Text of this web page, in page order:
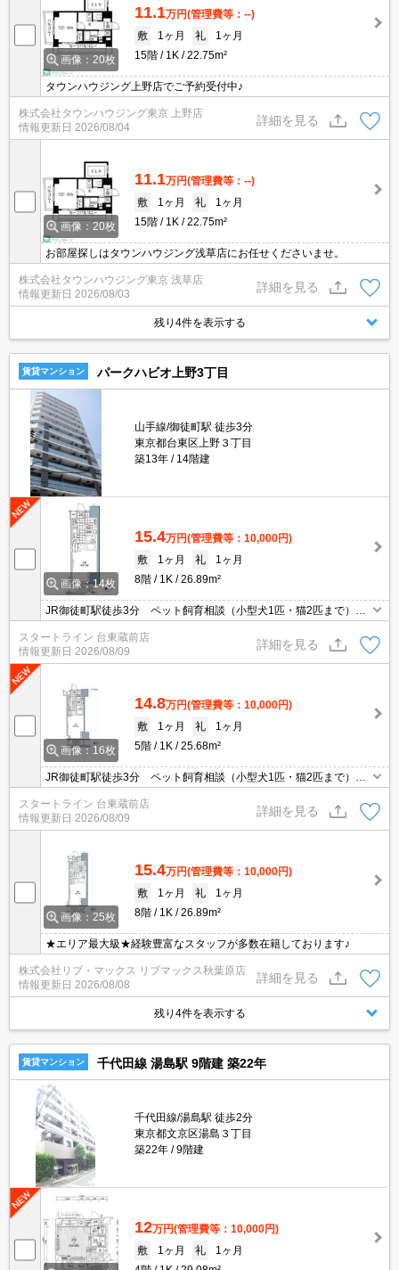
画像：20枚
11.1万円(管理費等：--)
敷
1ヶ月 礼
1ヶ月
15階
1K 22.75m²
タウンハウジング上野店でご予約受付中♪
株式会社タウンハウジング東京 上野店
情報更新日 2026/08/04
詳細を見る
画像：20枚
11.1万円(管理費等：--)
敷
1ヶ月 礼
1ヶ月
15階
1K 22.75m²
お部屋探しはタウンハウジング浅草店にお任せくださいませ。
株式会社タウンハウジング東京 浅草店
情報更新日 2026/08/03
詳細を見る
残り4件を表示する
賃貸マンション パークハビオ上野3丁目
山手線/御徒町駅 徒歩3分
東京都台東区上野３丁目
築13年
14階建
画像：14枚
15.4万円(管理費等：10,000円)
敷
1ヶ月 礼
1ヶ月
8階
1K 26.89m²
JR御徒町駅徒歩3分 ペット飼育相談（小型犬1匹・猫2匹まで）楽
器演奏相談 フローリング
スタートライン 台東蔵前店
情報更新日 2026/08/09
詳細を見る
画像：16枚
14.8万円(管理費等：10,000円)
敷
1ヶ月 礼
1ヶ月
5階
1K 25.68m²
JR御徒町駅徒歩3分 ペット飼育相談（小型犬1匹・猫2匹まで）楽
器演奏相談 フローリング
スタートライン 台東蔵前店
情報更新日 2026/08/09
詳細を見る
画像：25枚
15.4万円(管理費等：10,000円)
敷
1ヶ月 礼
1ヶ月
8階
1K 26.89m²
★エリア最大級★経験豊富なスタッフが多数在籍しております♪
株式会社リブ・マックス リブマックス秋葉原店
情報更新日 2026/08/08
詳細を見る
残り4件を表示する
賃貸マンション 千代田線 湯島駅 9階建 築22年
千代田線/湯島駅 徒歩2分
東京都文京区湯島３丁目
築22年
9階建
12万円(管理費等：10,000円)
敷
1ヶ月 礼
1ヶ月